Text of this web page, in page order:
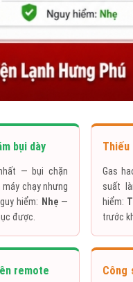
bụi dày
— bụi chặn
chạy nhưng
hiểm: Nhẹ—
được.
Thiếu
Gas
suất
hiểm:
trước
remote
Công